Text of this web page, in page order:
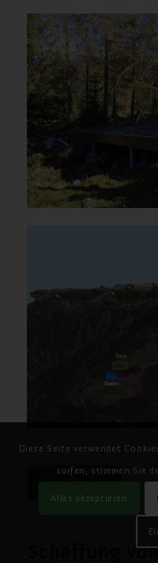
Schaffung
Diese Seite verwendet
surfen, stimmen Sie
Alles akzeptieren